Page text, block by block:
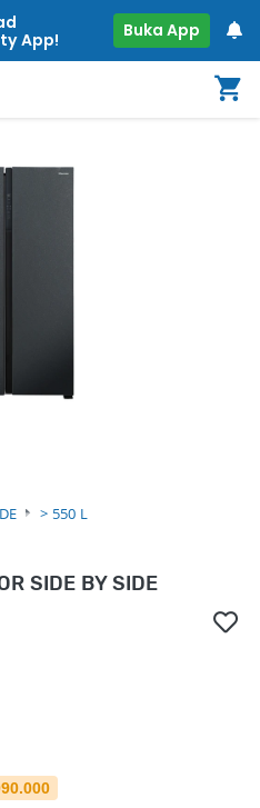
App!
Buka App
> 550 L
SIDE BY SIDE